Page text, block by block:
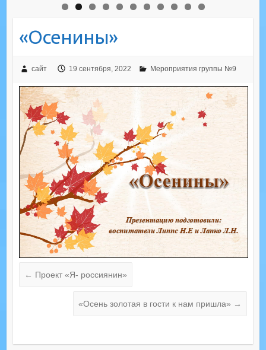
«Осенины»
сайт 19 сентября, 2022 Мероприятия группы №9
← Проект «Я- россиянин»
«Осень золотая в гости к нам пришла» →